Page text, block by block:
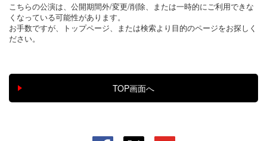
こちらの公演は、公開期間外/変更/削除、または一時的にご利用できな
くなっている可能性があります。
お手数ですが、トップページ、または検索より目的のページをお探しく
ださい。